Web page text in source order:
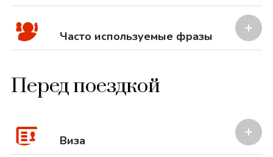
Часто используемые фразы
Перед поездкой
Виза